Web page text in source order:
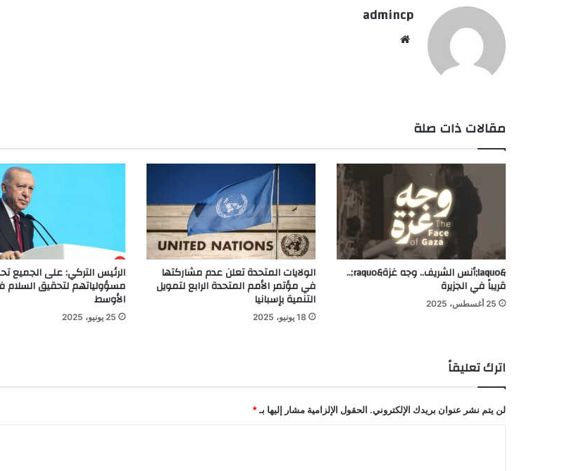
admincp
مقالات ذات صلة
&laquo;أنس الشريف.. وجه غزة&raquo;..
قريباً في الجزيرة
25 أغسطس، 2025
الولايات المتحدة تعلن عدم مشاركتها
في مؤتمر الأمم المتحدة الرابع لتمويل
التنمية بإسبانيا
18 يونيو، 2025
الرئيس التركي: على الجميع
مسؤولياتهم لتحقيق
الأوسط
25 يونيو، 2025
اترك تعليقاً
لن يتم نشر عنوان بريدك الإلكتروني. الحقول الإلزامية مشار إليها بـ *